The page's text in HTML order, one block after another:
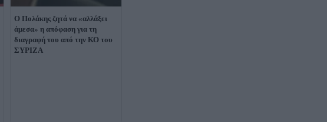
Ο Πολάκης ζητά να «αλλάξει
άμεσα» η απόφαση για τη
διαγραφή του από την ΚΟ του
ΣΥΡΙΖΑ